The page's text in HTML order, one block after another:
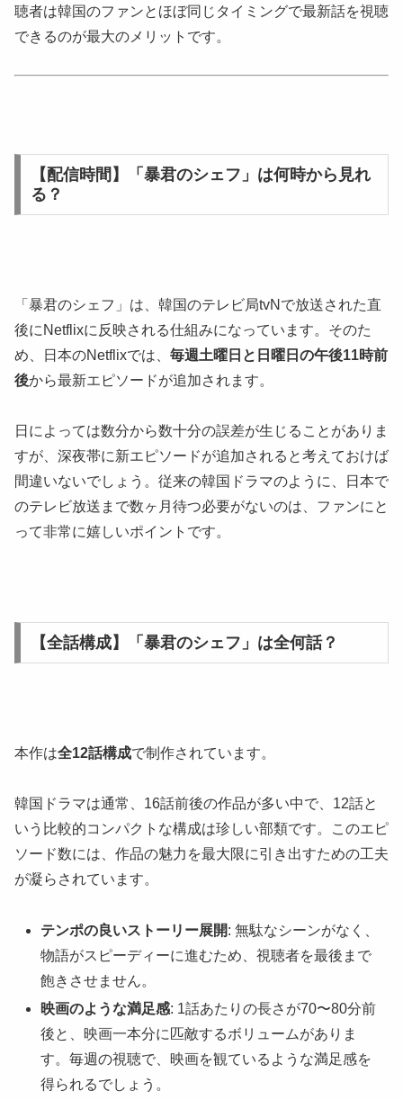
聴者は韓国のファンとほぼ同じタイミングで最新話を視聴
できるのが最大のメリットです。
【配信時間】「暴君のシェフ」は何時から見れ
る？
「暴君のシェフ」は、韓国のテレビ局tvNで放送された直
後にNetflixに反映される仕組みになっています。そのた
め、日本のNetflixでは、 毎週土曜日と日曜日の午後11時前
後から最新エピソードが追加されます。
日によっては数分から数十分の誤差が生じることがありま
すが、深夜帯に新エピソードが追加されると考えておけば
間違いないでしょう。従来の韓国ドラマのように、日本で
のテレビ放送まで数ヶ月待つ必要がないのは、ファンにと
って非常に嬉しいポイントです。
【全話構成】「暴君のシェフ」は全何話？
本作は全12話構成で制作されています。
韓国ドラマは通常、16話前後の作品が多い中で、12話と
いう比較的コンパクトな構成は珍しい部類です。このエピ
ソード数には、作品の魅力を最大限に引き出すための工夫
が凝らされています。
テンポの良いストーリー展開: 無駄なシーンがなく、
物語がスピーディーに進むため、視聴者を最後まで
飽きさせません。
映画のような満足感: 1話あたりの長さが70〜80分前
後と、映画一本分に匹敵するボリュームがありま
す。毎週の視聴で、映画を観ているような満足感を
得られるでしょう。